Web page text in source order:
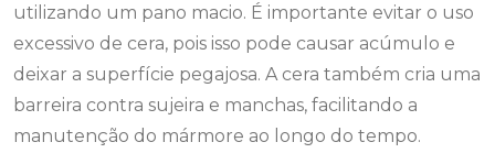
utilizando um pano macio. É importante evitar o uso
excessivo de cera, pois isso pode causar acúmulo e
deixar a superfície pegajosa. A cera também cria uma
barreira contra sujeira e manchas, facilitando a
manutenção do mármore ao longo do tempo.